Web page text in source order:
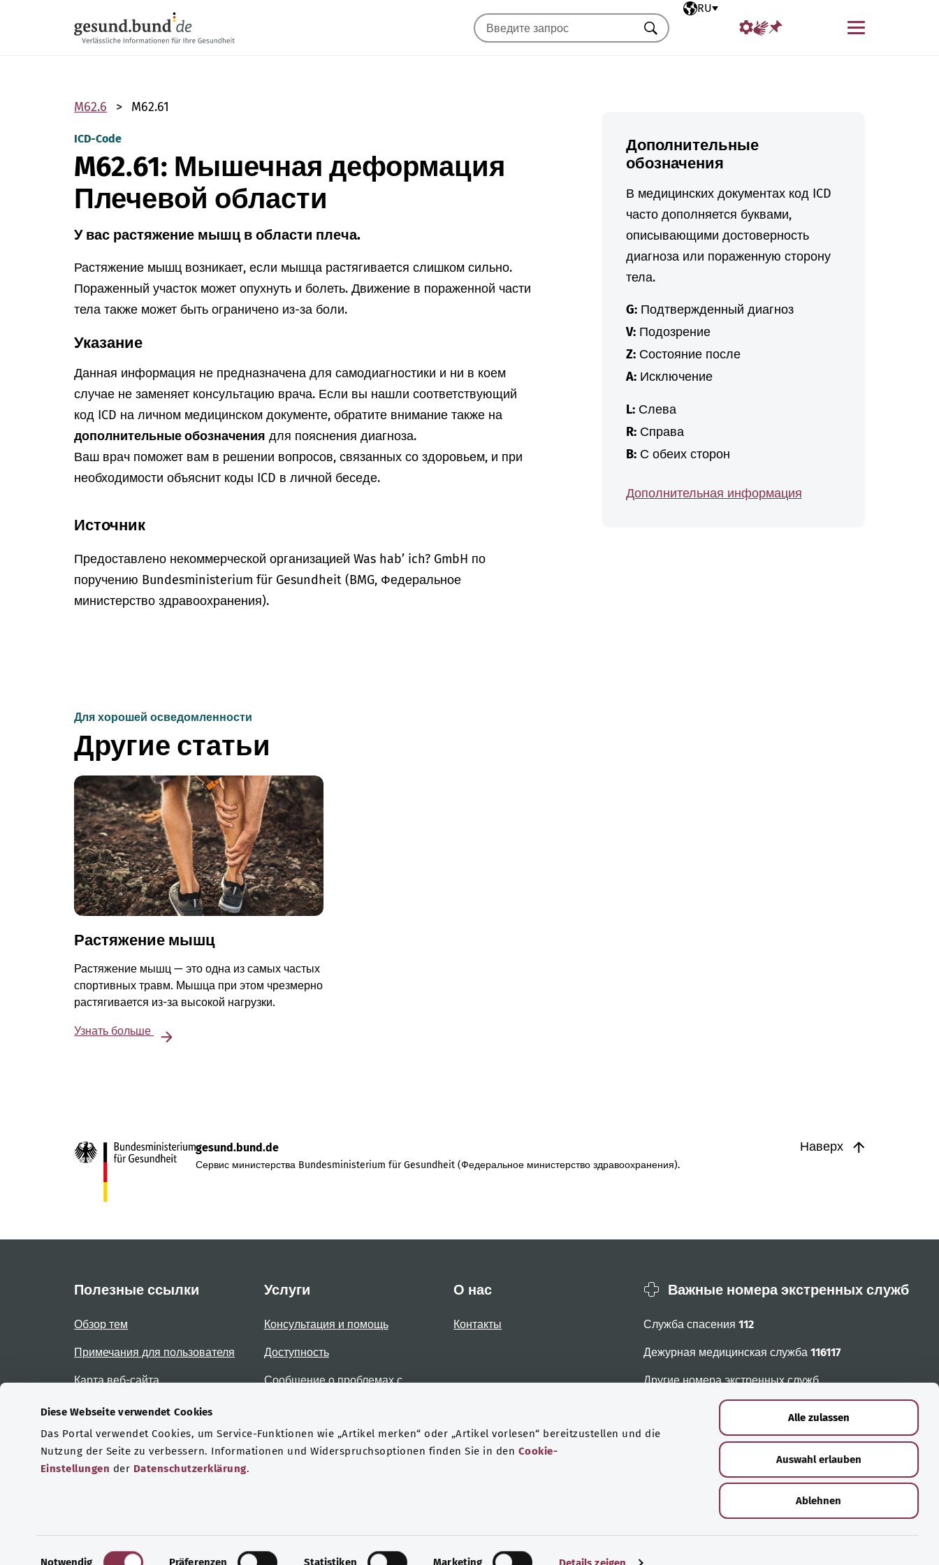
Diese Webseite verwendet Cookies
Das Portal verwendet Cookies, um Service-Funktionen wie „Artikel merken“ oder „Artikel vorlesen“ bereitzustellen und die
Nutzung der Seite zu verbessern. Informationen und Widerspruchsoptionen finden Sie in den Cookie-
Einstellungen der Datenschutzerklärung.
Notwendig Präferenzen Statistiken Marketing
Alle zulassen
Auswahl erlauben
Ablehnen
Выбранный язык
RU
Меню
Искать
M62.6 M62.61
ICD-Code
M62.61: Мышечная деформация
Плечевой области
У вас растяжение мышц в области плеча.
Растяжение мышц возникает, если мышца растягивается слишком сильно.
Пораженный участок может опухнуть и болеть. Движение в пораженной части
тела также может быть ограничено из-за боли.
Указание
Данная информация не предназначена для самодиагностики и ни в коем
случае не заменяет консультацию врача. Если вы нашли соответствующий
код ICD на личном медицинском документе, обратите внимание также на
дополнительные обозначения для пояснения диагноза.
Ваш врач поможет вам в решении вопросов, связанных со здоровьем, и при
необходимости объяснит коды ICD в личной беседе.
Источник
Предоставлено некоммерческой организацией Was hab’ ich? GmbH по
поручению Bundesministerium für Gesundheit (BMG, Федеральное
министерство здравоохранения).
Дополнительные
обозначения
В медицинских документах код ICD
часто дополняется буквами,
описывающими достоверность
диагноза или пораженную сторону
тела.
G:Подтвержденный диагноз
V:Подозрение
Z:Состояние после
A:Исключение
L:Слева
R:Справа
B:С обеих сторон
Дополнительная информация
Для хорошей осведомленности
Другие статьи
Растяжение мышц
Растяжение мышц — это одна из самых частых
спортивных травм. Мышца при этом чрезмерно
растягивается из-за высокой нагрузки.
Узнать больше
Наверх
gesund.bund.de
Сервис министерства Bundesministerium für Gesundheit (Федеральное министерство здравоохранения).
Полезные ссылки
Обзор тем
Примечания для пользователя
Карта веб-сайта
Услуги
Консультация и помощь
Доступность
Сообщение о проблемах с
О нас
Контакты
Важные номера экстренных служб
Служба спасения 112
Дежурная медицинская служба 116117
Другие номера экстренных служб
Сертификаты
© 2026 Bundesministerium für Gesundheit. Защита данных Выходные данные